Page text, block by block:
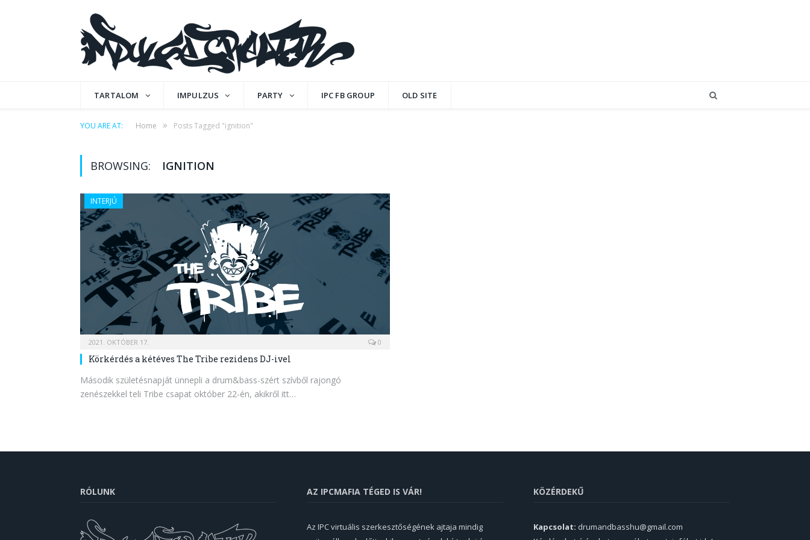
TARTALOM IMPULZUS PARTY IPC FB GROUP OLD SITE
YOU ARE AT: Home » Posts Tagged "ignition"
BROWSING: IGNITION
INTERJÚ
2021. OKTÓBER 17. 0
Körkérdés a kétéves The Tribe rezidens DJ-ivel
Második születésnapját ünnepli a drum&bass-szért szívből rajongó
zenészekkel teli Tribe csapat október 22-én, akikről itt…
RÓLUNK AZ IPCMAFIA TÉGED IS VÁR!
Az IPC virtuális szerkesztőségének ajtaja mindig
KÖZÉRDEKŰ
Kapcsolat: drumandbasshu@gmail.com